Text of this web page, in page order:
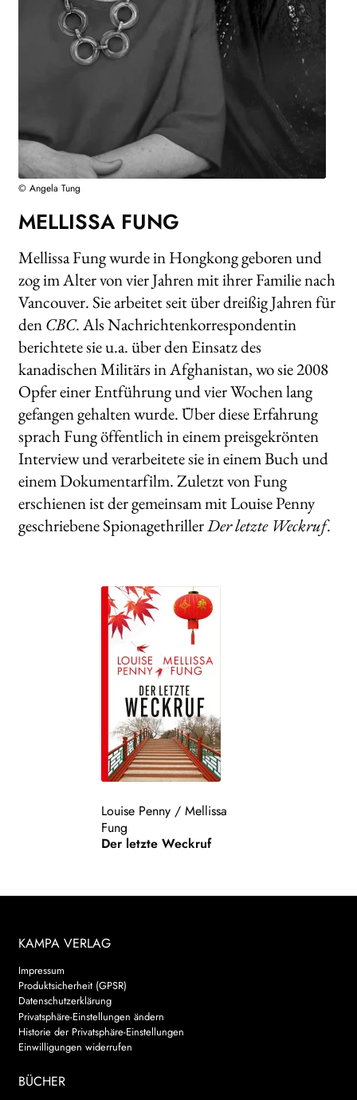
WEITERE VERLAGE
© Angela Tung
MELLISSA FUNG
Mellissa Fung wurde in Hongkong geboren und
zog im Alter von vier Jahren mit ihrer Familie nach
Vancouver. Sie arbeitet seit über dreißig Jahren für
denCBC. Als Nachrichtenkorrespondentin
berichtete sie u.a. über den Einsatz des
kanadischen Militärs in Afghanistan, wo sie 2008
Opfer einer Entführung und vier Wochen lang
gefangen gehalten wurde. Über diese Erfahrung
sprach Fung öffentlich in einem preisgekrönten
Interview und verarbeitete sie in einem Buch und
einem Dokumentarfilm. Zuletzt von Fung
erschienen ist der gemeinsam mit Louise Penny
geschriebene SpionagethrillerDer letzte Weckruf.
Louise Penny /Mellissa
Fung
Der letzte Weckruf
KAMPA VERLAG
Impressum
Produktsicherheit (GPSR)
Datenschutzerklärung
Privatsphäre-Einstellungen ändern
Historie der Privatsphäre-Einstellungen
Einwilligungen widerrufen
BÜCHER